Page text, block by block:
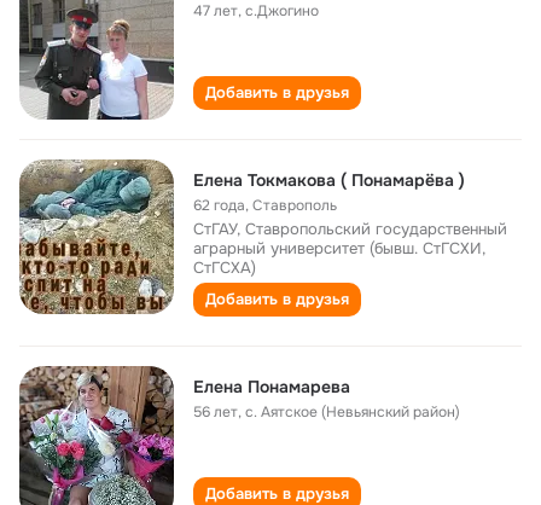
47 лет,с.Джогино
Добавить в друзья
Елена Токмакова ( Понамарёва )
62 года,Ставрополь
СтГАУ, Ставропольский государственный
аграрный университет (бывш. СтГСХИ,
СтГСХА)
Добавить в друзья
Елена Понамарева
56 лет,с. Аятское (Невьянский район)
Добавить в друзья